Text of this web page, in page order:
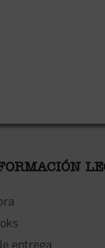
entrega